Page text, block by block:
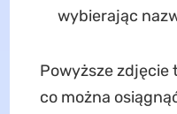
wybierając
Powyższe zdjęcie
co można